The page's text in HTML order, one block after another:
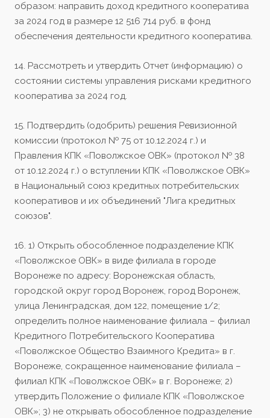
образом: направить доход кредитного кооператива
за 2024 год в размере 12 516 714 руб. в фонд
обеспечения деятельности кредитного кооператива.
14. Рассмотреть и утвердить Отчет (информацию) о
состоянии системы управления рисками кредитного
кооператива за 2024 год.
15. Подтвердить (одобрить) решения Ревизионной
комиссии (протокол № 75 от 10.12.2024 г.) и
Правления КПК «Поволжское ОВК» (протокол № 38
от 10.12.2024 г.) о вступлении КПК «Поволжское ОВК»
в Национальный союз кредитных потребительских
кооперативов и их объединений "Лига кредитных
союзов".
16. 1) Открыть обособленное подразделение КПК
«Поволжское ОВК» в виде филиала в городе
Воронеже по адресу: Воронежская область,
городской округ город Воронеж, город Воронеж,
улица Ленинградская, дом 122, помещение 1/2;
определить полное наименование филиала – филиал
Кредитного Потребительского Кооператива
«Поволжское Общество Взаимного Кредита» в г.
Воронеже, сокращенное наименование филиала –
филиал КПК «Поволжское ОВК» в г. Воронеже; 2)
утвердить Положение о филиале КПК «Поволжское
ОВК»; 3) не открывать обособленное подразделение